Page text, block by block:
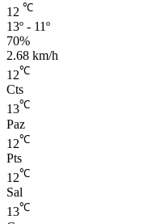
12 ℃
13º - 11º
70%
2.68 km/h
12℃
Cts
13℃
Paz
12℃
Pts
12℃
Sal
13℃